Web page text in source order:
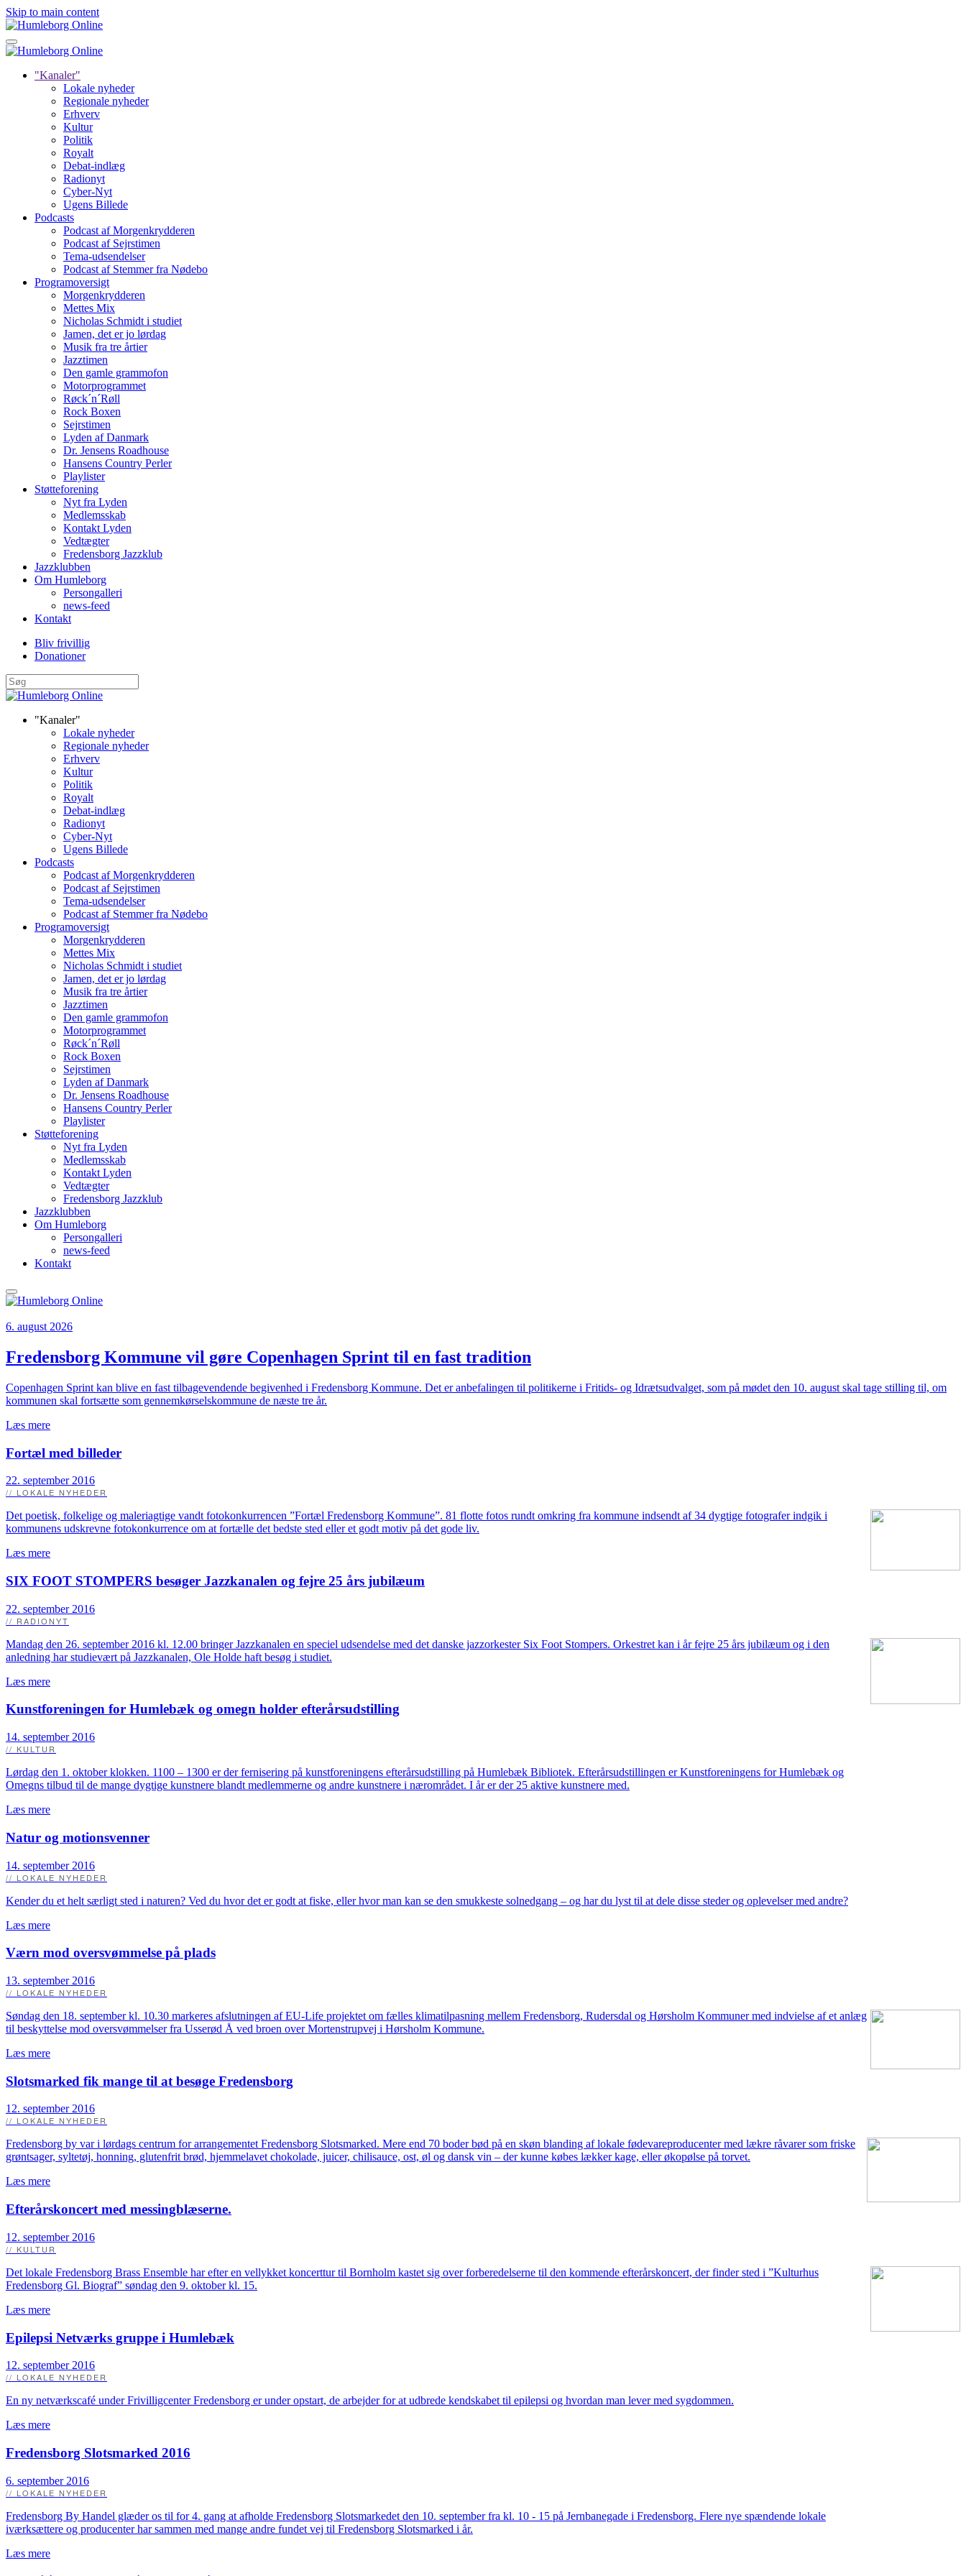
Skip to main content
"Kanaler"
Lokale nyheder
Regionale nyheder
Erhverv
Kultur
Politik
Royalt
Debat-indlæg
Radionyt
Cyber-Nyt
Ugens Billede
Podcasts
Podcast af Morgenkrydderen
Podcast af Sejrstimen
Tema-udsendelser
Podcast af Stemmer fra Nødebo
Programoversigt
Morgenkrydderen
Mettes Mix
Nicholas Schmidt i studiet
Jamen, det er jo lørdag
Musik fra tre årtier
Jazztimen
Den gamle grammofon
Motorprogrammet
Røck´n´Røll
Rock Boxen
Sejrstimen
Lyden af Danmark
Dr. Jensens Roadhouse
Hansens Country Perler
Playlister
Støtteforening
Nyt fra Lyden
Medlemsskab
Kontakt Lyden
Vedtægter
Fredensborg Jazzklub
Jazzklubben
Om Humleborg
Persongalleri
news-feed
Kontakt
Bliv frivillig
Donationer
"Kanaler"
Lokale nyheder
Regionale nyheder
Erhverv
Kultur
Politik
Royalt
Debat-indlæg
Radionyt
Cyber-Nyt
Ugens Billede
Podcasts
Podcast af Morgenkrydderen
Podcast af Sejrstimen
Tema-udsendelser
Podcast af Stemmer fra Nødebo
Programoversigt
Morgenkrydderen
Mettes Mix
Nicholas Schmidt i studiet
Jamen, det er jo lørdag
Musik fra tre årtier
Jazztimen
Den gamle grammofon
Motorprogrammet
Røck´n´Røll
Rock Boxen
Sejrstimen
Lyden af Danmark
Dr. Jensens Roadhouse
Hansens Country Perler
Playlister
Støtteforening
Nyt fra Lyden
Medlemsskab
Kontakt Lyden
Vedtægter
Fredensborg Jazzklub
Jazzklubben
Om Humleborg
Persongalleri
news-feed
Kontakt
6. august 2026
Fredensborg Kommune vil gøre Copenhagen Sprint til en fast tradition
Copenhagen Sprint kan blive en fast tilbagevendende begivenhed i Fredensborg Kommune. Det er anbefalingen til politikerne i Fritids- og Idrætsudvalget, som på mødet den 10. august skal tage stilling til, om
kommunen skal fortsætte som gennemkørselskommune de næste tre år.
Læs mere
Fortæl med billeder
22. september 2016
// LOKALE NYHEDER
Det poetisk, folkelige og maleriagtige vandt fotokonkurrencen ”Fortæl Fredensborg Kommune”. 81 flotte fotos rundt omkring fra kommune indsendt af 34 dygtige fotografer indgik i
kommunens udskrevne fotokonkurrence om at fortælle det bedste sted eller et godt motiv på det gode liv.
Læs mere
SIX FOOT STOMPERS besøger Jazzkanalen og fejre 25 års jubilæum
22. september 2016
// RADIONYT
Mandag den 26. september 2016 kl. 12.00 bringer Jazzkanalen en speciel udsendelse med det danske jazzorkester Six Foot Stompers. Orkestret kan i år fejre 25 års jubilæum og i den
anledning har studievært på Jazzkanalen, Ole Holde haft besøg i studiet.
Læs mere
Kunstforeningen for Humlebæk og omegn holder efterårsudstilling
14. september 2016
// KULTUR
Lørdag den 1. oktober klokken. 1100 – 1300 er der fernisering på kunstforeningens efterårsudstilling på Humlebæk Bibliotek. Efterårsudstillingen er Kunstforeningens for Humlebæk og
Omegns tilbud til de mange dygtige kunstnere blandt medlemmerne og andre kunstnere i nærområdet. I år er der 25 aktive kunstnere med.
Læs mere
Natur og motionsvenner
14. september 2016
// LOKALE NYHEDER
Kender du et helt særligt sted i naturen? Ved du hvor det er godt at fiske, eller hvor man kan se den smukkeste solnedgang – og har du lyst til at dele disse steder og oplevelser med andre?
Læs mere
Værn mod oversvømmelse på plads
13. september 2016
// LOKALE NYHEDER
Søndag den 18. september kl. 10.30 markeres afslutningen af EU-Life projektet om fælles klimatilpasning mellem Fredensborg, Rudersdal og Hørsholm Kommuner med indvielse af et anlæg
til beskyttelse mod oversvømmelser fra Usserød Å ved broen over Mortenstrupvej i Hørsholm Kommune.
Læs mere
Slotsmarked fik mange til at besøge Fredensborg
12. september 2016
// LOKALE NYHEDER
Fredensborg by var i lørdags centrum for arrangementet Fredensborg Slotsmarked. Mere end 70 boder bød på en skøn blanding af lokale fødevareproducenter med lækre råvarer som friske
grøntsager, syltetøj, honning, glutenfrit brød, hjemmelavet chokolade, juicer, chilisauce, ost, øl og dansk vin – der kunne købes lækker kage, eller økopølse på torvet.
Læs mere
Efterårskoncert med messingblæserne.
12. september 2016
// KULTUR
Det lokale Fredensborg Brass Ensemble har efter en vellykket koncerttur til Bornholm kastet sig over forberedelserne til den kommende efterårskoncert, der finder sted i ”Kulturhus
Fredensborg Gl. Biograf” søndag den 9. oktober kl. 15.
Læs mere
Epilepsi Netværks gruppe i Humlebæk
12. september 2016
// LOKALE NYHEDER
En ny netværkscafé under Frivilligcenter Fredensborg er under opstart, de arbejder for at udbrede kendskabet til epilepsi og hvordan man lever med sygdommen.
Læs mere
Fredensborg Slotsmarked 2016
6. september 2016
// LOKALE NYHEDER
Fredensborg By Handel glæder os til for 4. gang at afholde Fredensborg Slotsmarkedet den 10. september fra kl. 10 - 15 på Jernbanegade i Fredensborg. Flere nye spændende lokale
iværksættere og producenter har sammen med mange andre fundet vej til Fredensborg Slotsmarked i år.
Læs mere